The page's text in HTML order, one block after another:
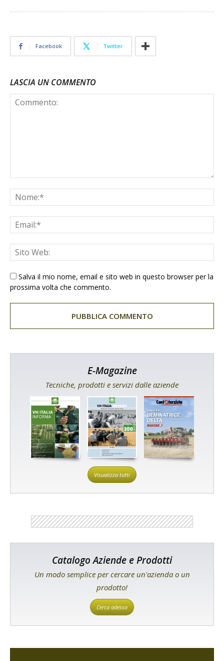
Facebook Twitter
LASCIA UN COMMENTO
Salva il mio nome, email e sito web in questo browser per la
prossima volta che commento.
E-Magazine
Tecniche, prodotti e servizi dalle aziende
Visualizza tutti
Catalogo Aziende e Prodotti
Un modo semplice per cercare un'azienda o un
prodotto!
Cerca adesso